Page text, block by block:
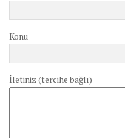
Konu
İletiniz (tercihe bağlı)